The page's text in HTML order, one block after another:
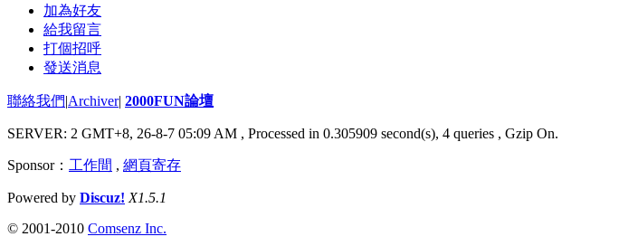
加為好友
給我留言
打個招呼
發送消息
聯絡我們|Archiver| 2000FUN論壇
SERVER: 2 GMT+8, 26-8-7 05:09 AM , Processed in 0.305909 second(s), 4 queries , Gzip On.
Sponsor： 工作間 , 網頁寄存
Powered by Discuz! X1.5.1
© 2001-2010 Comsenz Inc.